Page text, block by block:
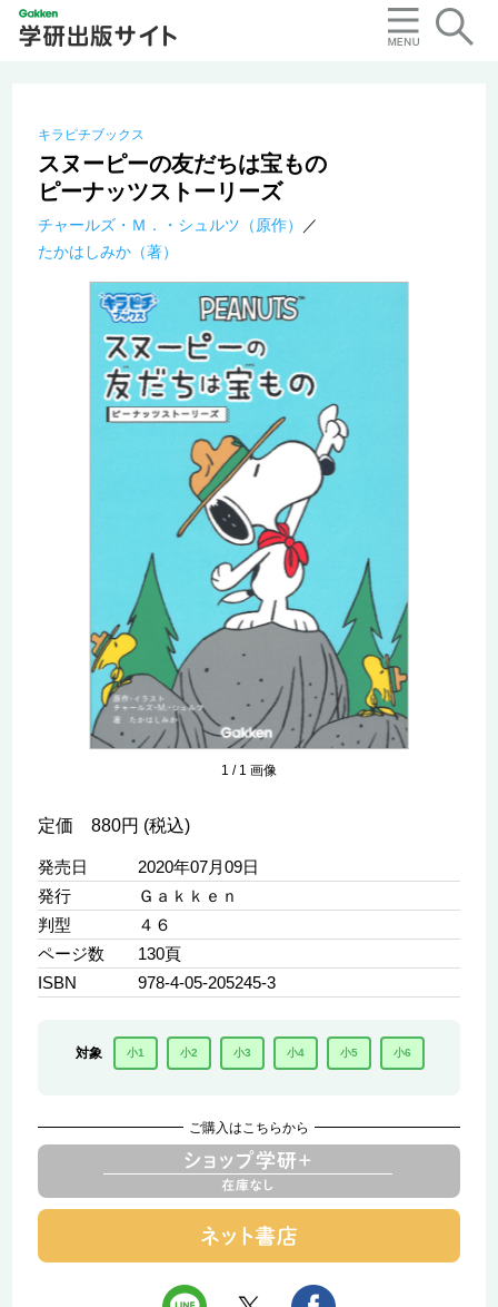
キラピチブックス
スヌーピーの友だちは宝もの
ピーナッツストーリーズ
チャールズ・Ｍ．・シュルツ（原作）
たかはしみか（著）
1 / 1 画像
定価 880円 (税込)
発売日
2020年07月09日
発行
Ｇａｋｋｅｎ
判型
４６
ページ数
130頁
ISBN
978-4-05-205245-3
対象 小1 小2 小3 小4 小5 小6
ご購入はこちらから